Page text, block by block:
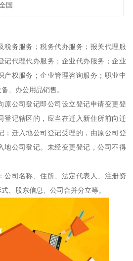
国
税务服务；税务代办服务；报关代理服
记代理代办服务；企业代办服务；企业
产权服务；企业管理咨询服务；职业中
、办公用品销售。
原公司登记即公司设立登记申请变更登
登记辖区的，应当在迁入新住所前向迁
；迁入地公司登记受理的，由原公司登
地公司登记。未经变更登记，公司不得
公司名称、住所、法定代表人、注册资
、股东信息、公司合并分立等。